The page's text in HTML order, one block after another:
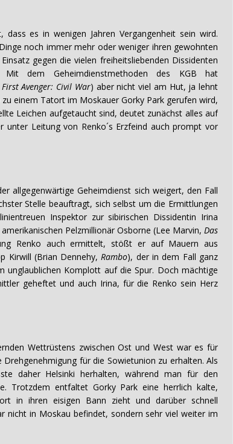
es in wenigen Jahren Vergangenheit sein wird.
noch immer mehr oder weniger ihren gewohnten
gegen die vielen freiheitsliebenden Dissidenten
dem Geheimdienstmethoden des KGB hat
First Avenger: Civil War) aber nicht viel am Hut, ja lehnt
einem Tatort im Moskauer Gorky Park gerufen wird,
Leichen aufgetaucht sind, deutet zunächst alles auf
unter Leitung von Renko´s Erzfeind auch prompt vor
allgegenwärtige Geheimdienst sich weigert, den Fall
Stelle beauftragt, sich selbst um die Ermittlungen
Inspektor zur sibirischen Dissidentin Irina
Pelzmillionär Osborne (Lee Marvin,Das
Renko auch ermittelt, stößt er auf Mauern aus
Kirwill (Brian Dennehy,Rambo), der in dem Fall ganz
unglaublichen Komplott auf die Spur. Doch mächtige
geheftet und auch Irina, für die Renko sein Herz
Wettrüstens zwischen Ost und West war es für
für die Sowietunion zu erhalten. Als
daher Helsinki herhalten, während man für den
Trotzdem entfaltet Gorky Park eine herrlich kalte,
in ihren eisigen Bann zieht und darüber schnell
nicht in Moskau befindet, sondern sehr viel weiter im